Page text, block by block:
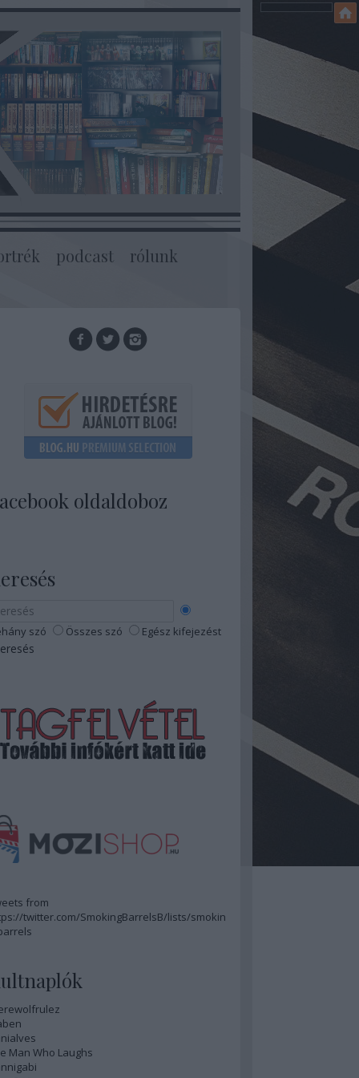
podcast rólunk
oldaldoboz
szó Összes szó Egész kifejezést
from
twitter.com/SmokingBarrelsB/lists/smokin
Man Who Laughs